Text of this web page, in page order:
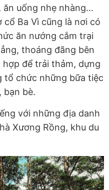
uống nhẹ nhàng...
Ba Vì cũng là nơi có
ăn nướng cắm trại
thoáng đãng bên
để trải thảm, dựng
tổ chức những bữa tiệc
bạn bè.
với những địa danh
Xương Rồng, khu du